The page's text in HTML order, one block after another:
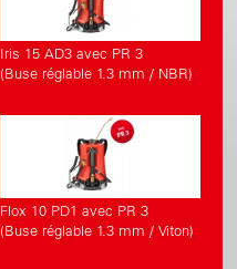
Iris 15 AD3 avec PR 3
(Buse réglable 1.3 mm / NBR)
Flox 10 PD1 avec PR 3
(Buse réglable 1.3 mm / Viton)